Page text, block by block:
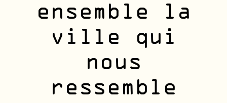
ensemble la
ville qui
nous
ressemble